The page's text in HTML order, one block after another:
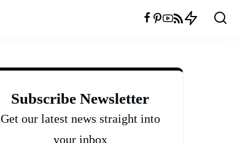
Subscribe Newsletter
Get our latest news straight into
your inbox